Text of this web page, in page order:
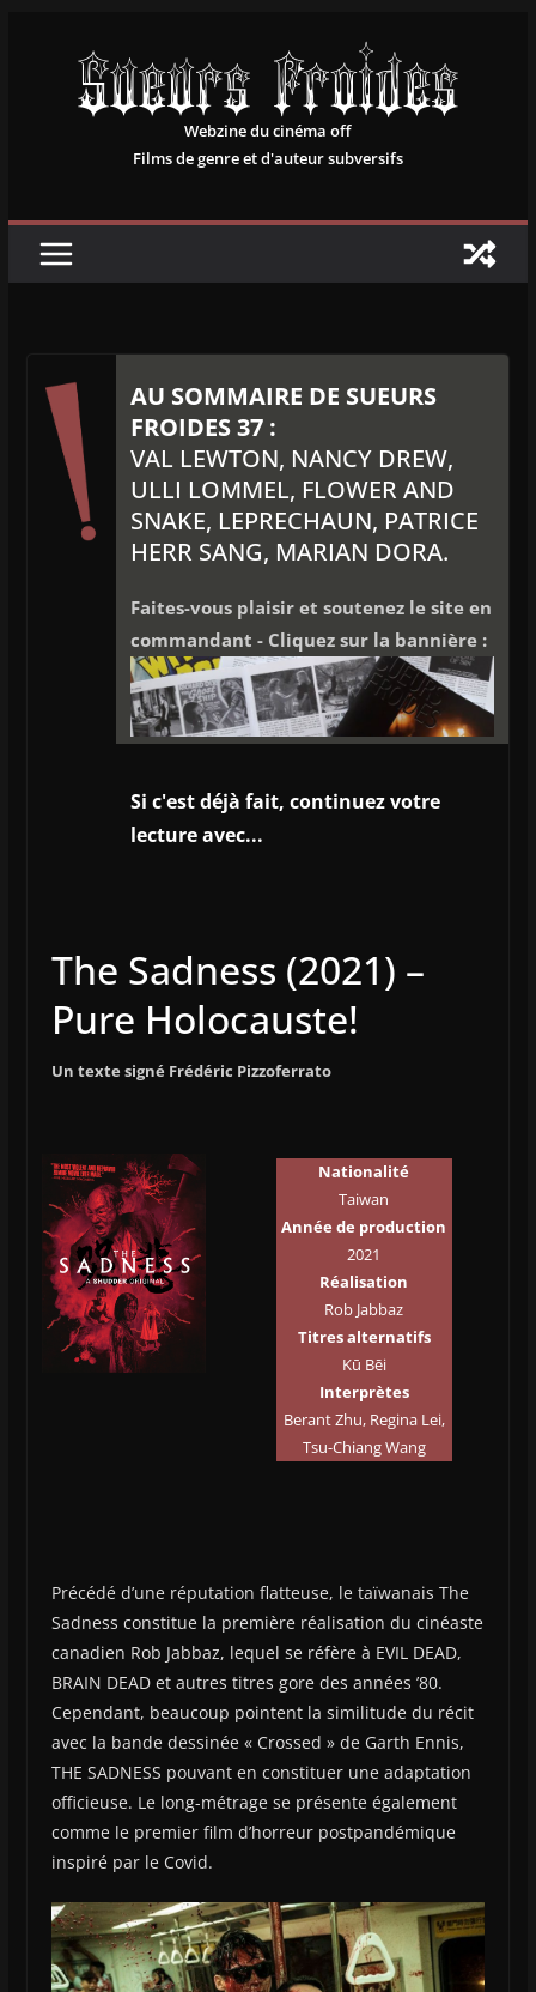
contenu
Webzine du cinéma off
Films de genre et d'auteur subversifs
AU SOMMAIRE DE SUEURS
FROIDES 37 :
VAL LEWTON, NANCY DREW,
ULLI LOMMEL, FLOWER AND
SNAKE, LEPRECHAUN, PATRICE
HERR SANG, MARIAN DORA.
Faites-vous plaisir et soutenez le site en
commandant - Cliquez sur la bannière :
Si c'est déjà fait, continuez votre
lecture avec...
The Sadness (2021) –
Pure Holocauste!
Un texte signé Frédéric Pizzoferrato
Nationalité
Taiwan
Année de production
2021
Réalisation
Rob Jabbaz
Titres alternatifs
Kū Bēi
Interprètes
Berant Zhu, Regina Lei,
Tsu-Chiang Wang
Précédé d’une réputation flatteuse, le taïwanais The
Sadness constitue la première réalisation du cinéaste
canadien Rob Jabbaz, lequel se réfère à EVIL DEAD,
BRAIN DEAD et autres titres gore des années ’80.
Cependant, beaucoup pointent la similitude du récit
avec la bande dessinée « Crossed » de Garth Ennis,
THE SADNESS pouvant en constituer une adaptation
officieuse. Le long-métrage se présente également
comme le premier film d’horreur postpandémique
inspiré par le Covid.